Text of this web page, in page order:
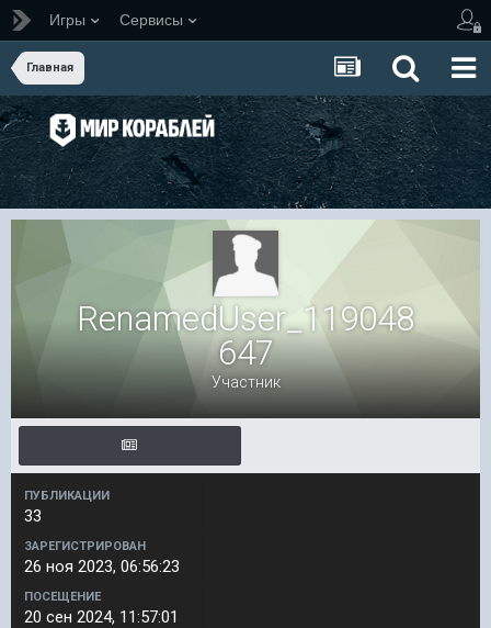
Игры Сервисы
Главная
RenamedUser_119048
647
Участник
ПУБЛИКАЦИИ
33
ЗАРЕГИСТРИРОВАН
26 ноя 2023, 06:56:23
ПОСЕЩЕНИЕ
20 сен 2024, 11:57:01